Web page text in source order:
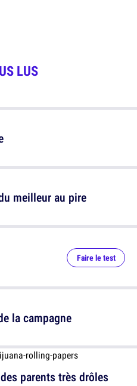
LUS
meilleur au pire
parents très drôles
Faire le test
la campagne